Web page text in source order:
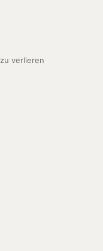
verlieren